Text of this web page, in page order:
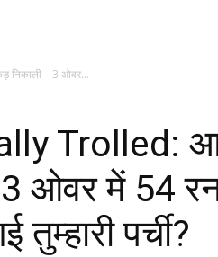
– 3 ओवर...
Trolled:
ओवर में 54
पर्ची?